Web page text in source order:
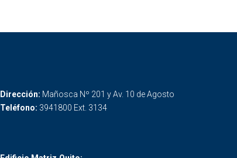
Dirección: Mañosca Nº 201 y Av. 10 de Agosto
Teléfono: 3941800 Ext. 3134